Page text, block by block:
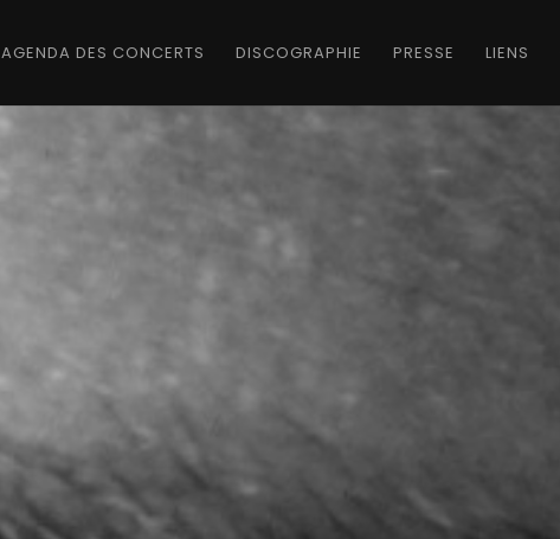
AGENDA DES CONCERTS DISCOGRAPHIE PRESSE LIENS